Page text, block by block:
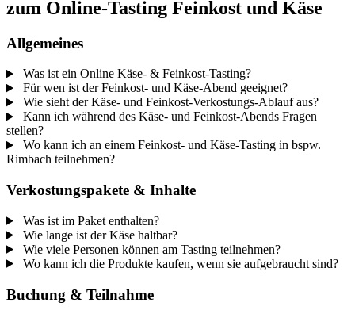
zum Online-Tasting Feinkost und Käse
Allgemeines
Was ist ein Online Käse- & Feinkost-Tasting?
Für wen ist der Feinkost- und Käse-Abend geeignet?
Wie sieht der Käse- und Feinkost-Verkostungs-Ablauf aus?
Kann ich während des Käse- und Feinkost-Abends Fragen
stellen?
Wo kann ich an einem Feinkost- und Käse-Tasting in bspw.
Rimbach teilnehmen?
Verkostungspakete & Inhalte
Was ist im Paket enthalten?
Wie lange ist der Käse haltbar?
Wie viele Personen können am Tasting teilnehmen?
Wo kann ich die Produkte kaufen, wenn sie aufgebraucht sind?
Buchung & Teilnahme